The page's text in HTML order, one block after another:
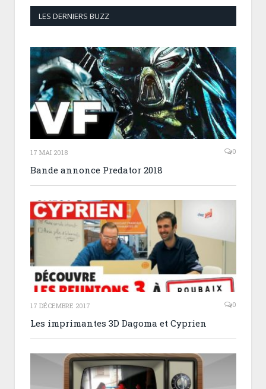
LES DERNIERS BUZZ
17 MAI 2018 0
Bande annonce Predator 2018
17 DÉCEMBRE 2017 0
Les imprimantes 3D Dagoma et Cyprien